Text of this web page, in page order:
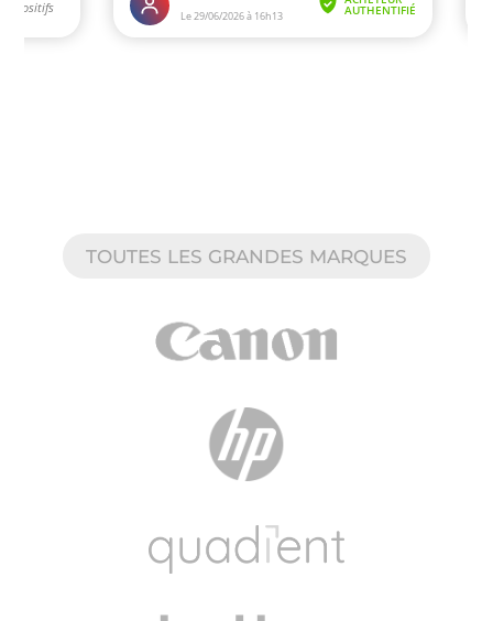
TOUTES LES GRANDES MARQUES